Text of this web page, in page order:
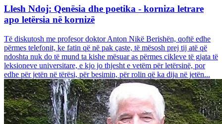
Llesh Ndoj: Qenësia dhe poetika - korniza letrare
apo letërsia në kornizë
Të diskutosh me profesor doktor Anton Nikë Berishën, qoftë edhe
përmes telefonit, ke fatin që në pak çaste, të mësosh prej tij atë që
ndoshta nuk do të mund ta kishe mësuar as përmes cikleve të gjata të
leksioneve universitare, e kjo jo thjesht e vetëm për letërsinë, por
edhe për jetën në tërësi, për besimin, për rolin që ka dija në jetën...